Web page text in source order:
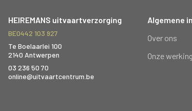
HEIREMANS uitvaartverzorging
BE0442 103 927
Te Boelaarlei 100
2140 Antwerpen
03 236 50 70
online@uitvaartcentrum.be
Algemene
Over ons
Onze werking